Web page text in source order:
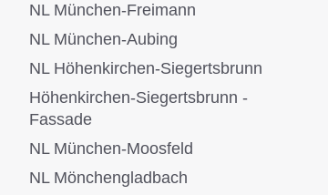
NL München-Freimann
NL München-Aubing
NL Höhenkirchen-Siegertsbrunn
Höhenkirchen-Siegertsbrunn -
Fassade
NL München-Moosfeld
NL Mönchengladbach